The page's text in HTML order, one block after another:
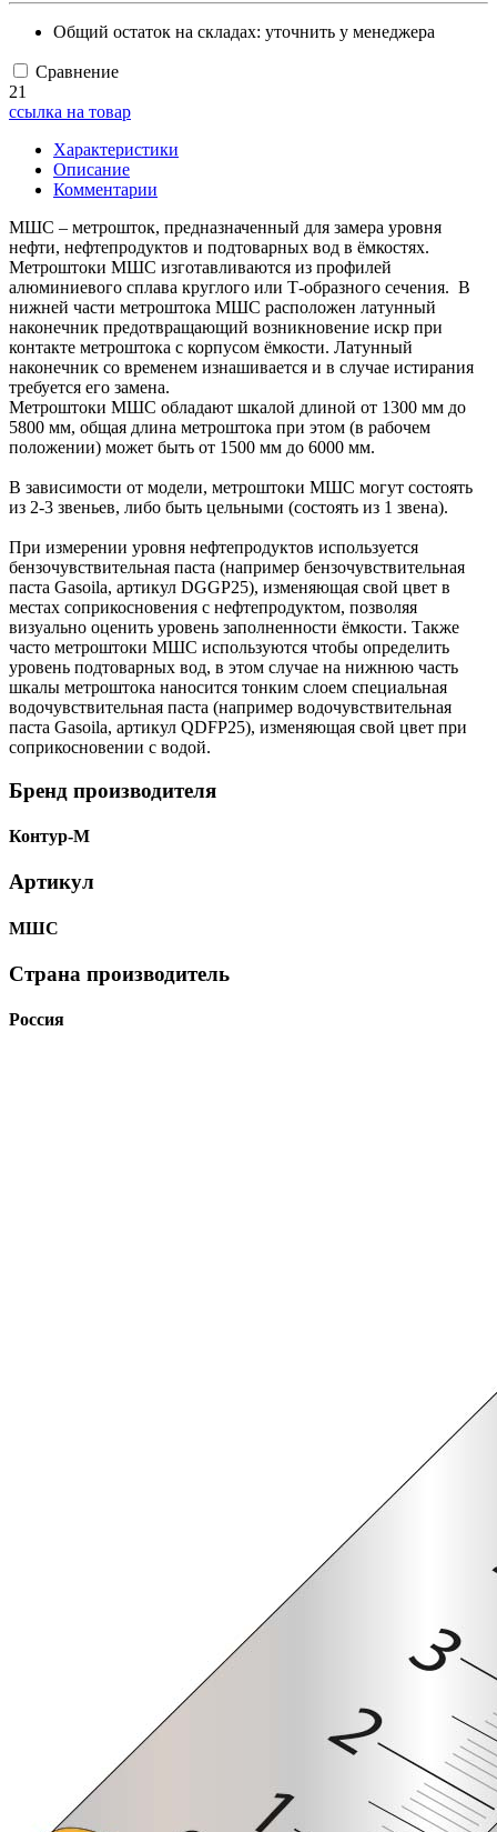
Общий остаток на складах: уточнить у менеджера
Сравнение
21
ссылка на товар
Характеристики
Описание
Комментарии
МШС – метрошток, предназначенный для замера уровня
нефти, нефтепродуктов и подтоварных вод в ёмкостях.
Метроштоки МШС изготавливаются из профилей
алюминиевого сплава круглого или Т-образного сечения. В
нижней части метроштока МШС расположен латунный
наконечник предотвращающий возникновение искр при
контакте метроштока с корпусом ёмкости. Латунный
наконечник со временем изнашивается и в случае истирания
требуется его замена.
Метроштоки МШС обладают шкалой длиной от 1300 мм до
5800 мм, общая длина метроштока при этом (в рабочем
положении) может быть от 1500 мм до 6000 мм.
В зависимости от модели, метроштоки МШС могут состоять
из 2-3 звеньев, либо быть цельными (состоять из 1 звена).
При измерении уровня нефтепродуктов используется
бензочувствительная паста (например бензочувствительная
паста Gasoila, артикул DGGP25), изменяющая свой цвет в
местах соприкосновения с нефтепродуктом, позволяя
визуально оценить уровень заполненности ёмкости. Также
часто метроштоки МШС используются чтобы определить
уровень подтоварных вод, в этом случае на нижнюю часть
шкалы метроштока наносится тонким слоем специальная
водочувствительная паста (например водочувствительная
паста Gasoila, артикул QDFP25), изменяющая свой цвет при
соприкосновении с водой.
Бренд производителя
Контур-М
Артикул
МШС
Страна производитель
Россия